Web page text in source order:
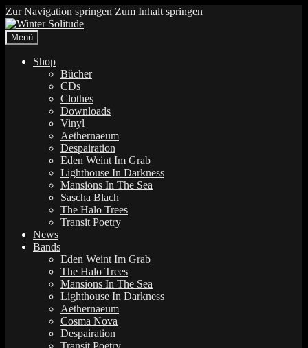
Zur Navigation springen Zum Inhalt springen
Menü
Shop
Bücher
CDs
Clothes
Downloads
Vinyl
Aethernaeum
Despairation
Eden Weint Im Grab
Lighthouse In Darkness
Mansions In The Sea
Sascha Blach
The Halo Trees
Transit Poetry
News
Bands
Eden Weint Im Grab
The Halo Trees
Mansions In The Sea
Lighthouse In Darkness
Aethernaeum
Cosma Nova
Despairation
Transit Poetry